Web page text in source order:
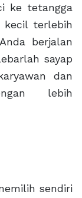
ke tetangga
kecil terlebih
berjalan
sayap
dan
lebih
sendiri